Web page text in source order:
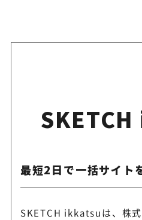
最短2日で一括サイト
SKETCH ikkatsuは、株